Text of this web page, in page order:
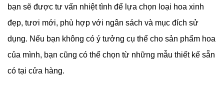
bạn sẽ được tư vấn nhiệt tình để lựa chọn loại hoa xinh
đẹp, tươi mới, phù hợp với ngân sách và mục đích sử
dụng. Nếu bạn không có ý tưởng cụ thể cho sản phẩm hoa
của mình, bạn cũng có thể chọn từ những mẫu thiết kế sẵn
có tại cửa hàng.